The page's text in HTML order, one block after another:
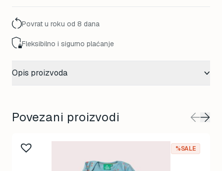
Povrat u roku od 8 dana
Fleksibilno i sigurno plaćanje
Opis proizvoda
Povezani proizvodi
%SALE